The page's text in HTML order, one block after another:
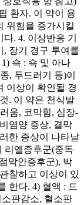
환자. 이 약이 용
위험을 증가시킬
. 4. 이상반응 기
장기 경구 투여를
쇽 : 쇽 및 아나
, 두드러기 등)이
이상이 확인될 경
. 이 약은 천식발
움, 코막힘, 심장-
염양 증상, 결막
한 증상이 나타날
리엘증후군(중독
막안증후군), 박
찰하고 이상이 있
한다. 4) 혈액 : 드
판감소, 혈소판